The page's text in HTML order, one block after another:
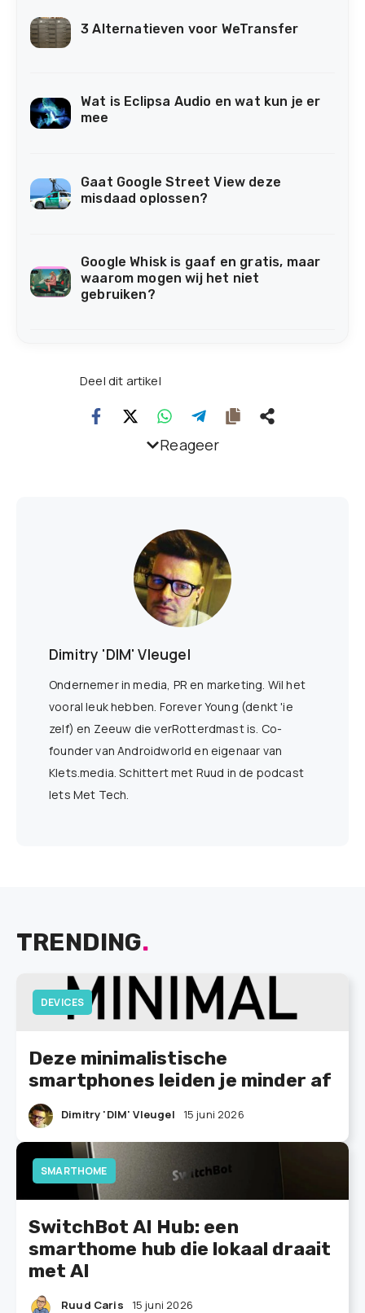
3 Alternatieven voor WeTransfer
Wat is Eclipsa Audio en wat kun je er
mee
Gaat Google Street View deze
misdaad oplossen?
Google Whisk is gaaf en gratis, maar
waarom mogen wij het niet
gebruiken?
Deel dit artikel
Reageer
Dimitry 'DIM' Vleugel
Ondernemer in media, PR en marketing. Wil het
vooral leuk hebben. Forever Young (denkt 'ie
zelf) en Zeeuw die verRotterdmast is. Co-
founder van Androidworld en eigenaar van
Klets.media. Schittert met Ruud in de podcast
Iets Met Tech.
TRENDING.
DEVICES
Deze minimalistische
smartphones leiden je minder af
Dimitry 'DIM' Vleugel 15 juni 2026
SMARTHOME
SwitchBot AI Hub: een
smarthome hub die lokaal draait
met AI
Ruud Caris 15 juni 2026